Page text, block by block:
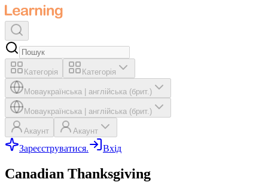
Категорія Категорія
Моваукраїнська англійська (брит.)
Моваукраїнська англійська (брит.)
Акаунт Акаунт
Зареєструватися. Вхід
Canadian Thanksgiving